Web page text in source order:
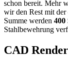
schon bereit. Mehr
wir den Rest mit der
Summe werden 400
Stahlbewehrung
CAD